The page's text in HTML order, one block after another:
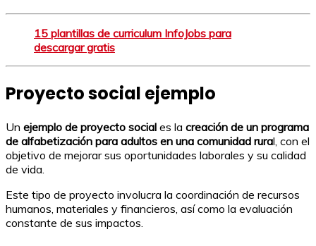
15 plantillas de curriculum InfoJobs para
descargar gratis
Proyecto social ejemplo
Un ejemplo de proyecto social es la creación de un programa
de alfabetización para adultos en una comunidad rural, con el
objetivo de mejorar sus oportunidades laborales y su calidad
de vida.
Este tipo de proyecto involucra la coordinación de recursos
humanos, materiales y financieros, así como la evaluación
constante de sus impactos.